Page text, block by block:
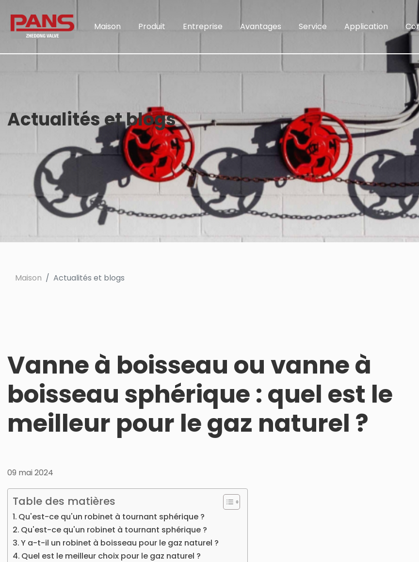
Maison Produit Entreprise Avantages Service Application
Actualités et blogs
Maison Actualités et blogs
Vanne à boisseau ou vanne à
boisseau sphérique : quel est le
meilleur pour le gaz naturel ?
09 mai 2024
Table des matières
Qu'est-ce qu'un robinet à tournant sphérique ?
Qu'est-ce qu'un robinet à tournant sphérique ?
Y a-t-il un robinet à boisseau pour le gaz naturel ?
Quel est le meilleur choix pour le gaz naturel ?